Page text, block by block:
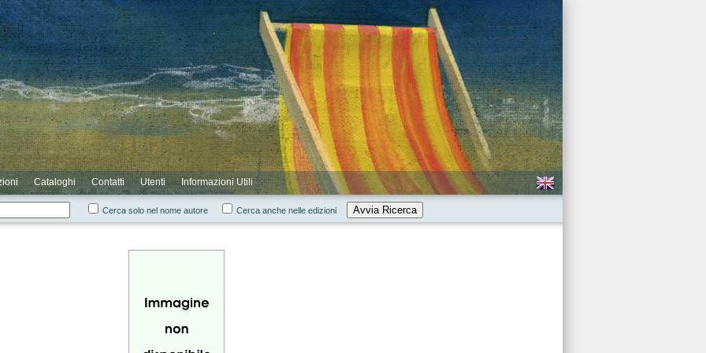
Cataloghi Contatti Utenti Informazioni Utili
Cerca solo nel nome autore Cerca anche nelle edizioni Avvia Ricerca